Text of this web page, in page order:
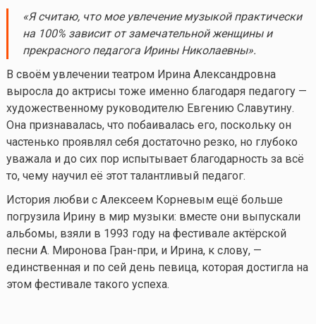
«Я считаю, что мое увлечение музыкой практически
на 100% зависит от замечательной женщины и
прекрасного педагога Ирины Николаевны».
В своём увлечении театром Ирина Александровна
выросла до актрисы тоже именно благодаря педагогу —
художественному руководителю Евгению Славутину.
Она признавалась, что побаивалась его, поскольку он
частенько проявлял себя достаточно резко, но глубоко
уважала и до сих пор испытывает благодарность за всё
то, чему научил её этот талантливый педагог.
История любви с Алексеем Корневым ещё больше
погрузила Ирину в мир музыки: вместе они выпускали
альбомы, взяли в 1993 году на фестивале актёрской
песни А. Миронова Гран-при, и Ирина, к слову, —
единственная и по сей день певица, которая достигла на
этом фестивале такого успеха.